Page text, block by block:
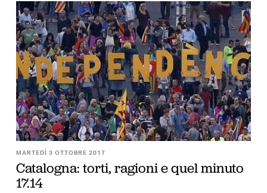
MARTEDÌ 3 OTTOBRE 2017
Catalogna: torti, ragioni e quel minuto
17.14